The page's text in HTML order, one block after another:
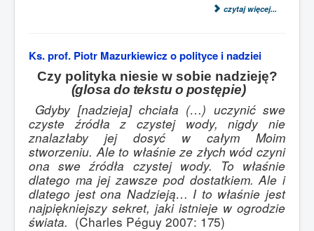
czytaj więcej...
Ks. prof. Piotr Mazurkiewicz o polityce i nadziei
Czy polityka niesie w sobie nadzieję?
(glosa do tekstu o postępie)
Gdyby [nadzieja] chciała (…) uczynić swe
czyste źródła z czystej wody, nigdy nie
znalazłaby jej dosyć w całym Moim
stworzeniu. Ale to właśnie ze złych wód czyni
ona swe źródła czystej wody. To właśnie
dlatego ma jej zawsze pod dostatkiem. Ale i
dlatego jest ona Nadzieją… I to właśnie jest
najpiękniejszy sekret, jaki istnieje w ogrodzie
świata. (Charles Péguy 2007: 175)